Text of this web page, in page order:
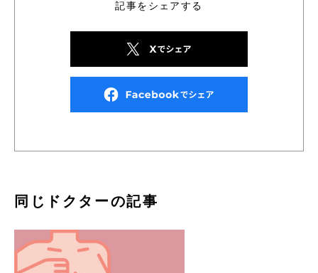
記事をシェアする
同じドクターの記事